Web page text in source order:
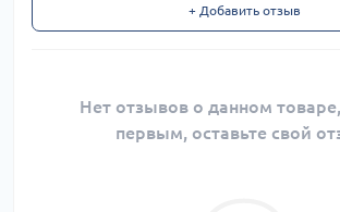
+ Добавить отзыв
Нет отзывов о данном товаре,
первым, оставьте свой